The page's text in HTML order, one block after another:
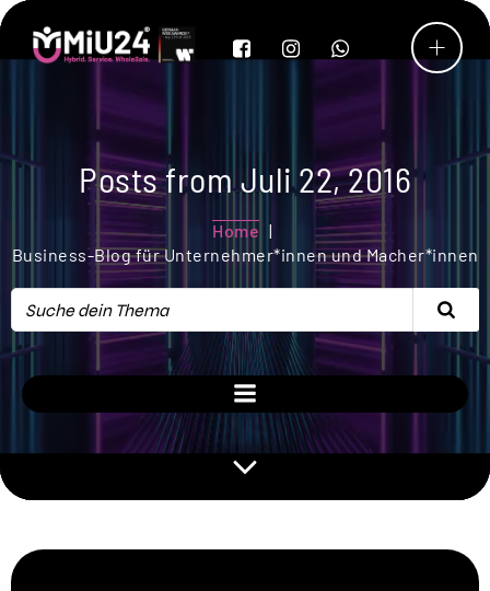
Posts from Juli 22, 2016
Home
Business-Blog für Unternehmer*innen und Macher*innen